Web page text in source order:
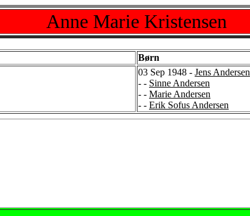
Anne Marie Kristensen
Børn
03 Sep 1948 - Jens Andersen
- - Sinne Andersen
- - Marie Andersen
- - Erik Sofus Andersen